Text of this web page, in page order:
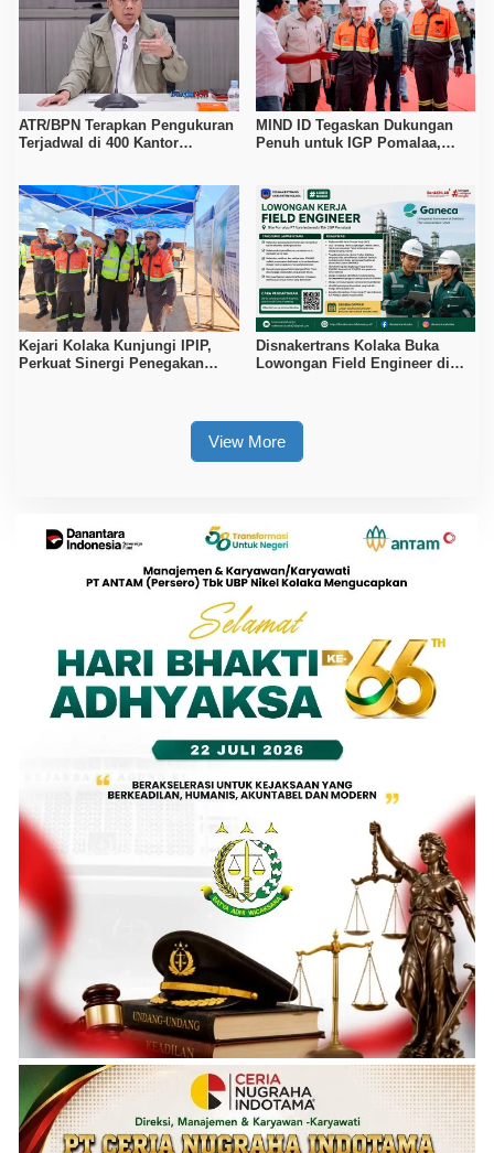
ATR/BPN Terapkan Pengukuran
Terjadwal di 400 Kantor
MIND ID Tegaskan Dukungan
Penuh untuk IGP Pomalaa,
Kejari Kolaka Kunjungi IPIP,
Perkuat Sinergi Penegakan
Disnakertrans Kolaka Buka
Lowongan Field Engineer di
View More